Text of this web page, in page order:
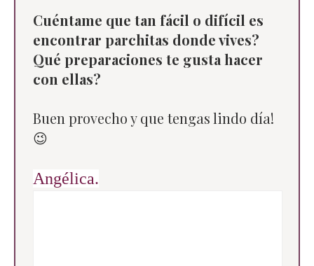
Cuéntame que tan fácil o difícil es
encontrar parchitas donde vives?
Qué preparaciones te gusta hacer
con ellas?
Buen provecho y que tengas lindo día!
😉
Angélica.